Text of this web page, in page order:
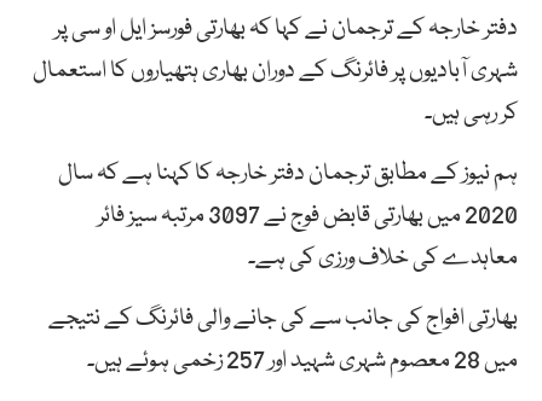
دفتر خارجہ کے ترجمان نے کہا کہ بھارتی فورسز ایل او سی پر
شہری آبادیوں پر فائرنگ کے دوران بھاری ہتھیاروں کا استعمال
کر رہی ہیں۔
ہم نیوز کے مطابق ترجمان دفتر خارجہ کا کہنا ہے کہ سال
2020 میں بھارتی قابض فوج نے 3097 مرتبہ سیز فائر
معاہدے کی خلاف ورزی کی ہے۔
بھارتی افواج کی جانب سے کی جانے والی فائرنگ کے نتیجے
میں 28 معصوم شہری شہید اور 257 زخمی ہوئے ہیں۔